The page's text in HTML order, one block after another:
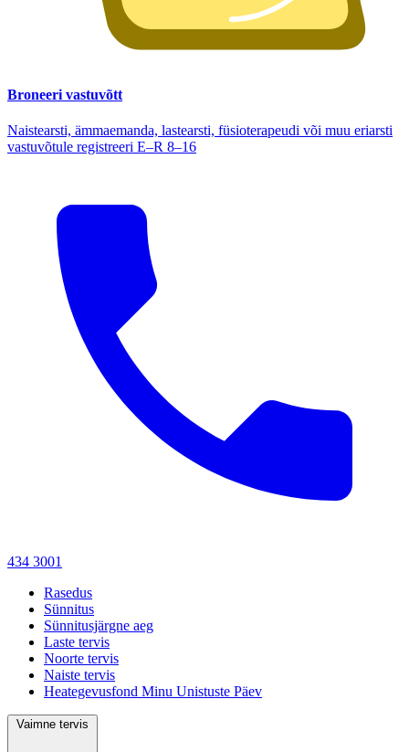
Broneeri vastuvõtt
Naistearsti, ämmaemanda, lastearsti, füsioterapeudi või muu eriarsti
vastuvõtule registreeri E–R 8–16
434 3001
Rasedus
Sünnitus
Sünnitusjärgne aeg
Laste tervis
Noorte tervis
Naiste tervis
Heategevusfond Minu Unistuste Päev
Vaimne tervis